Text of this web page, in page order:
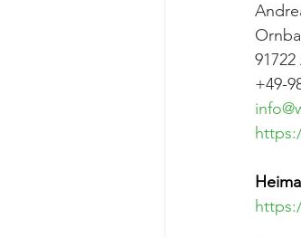
+49-